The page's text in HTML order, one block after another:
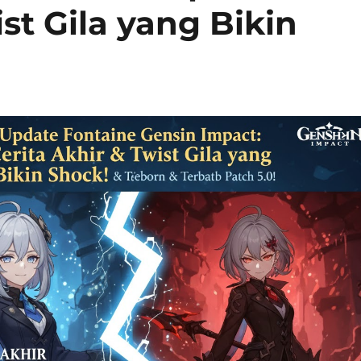
Gila yang Bikin